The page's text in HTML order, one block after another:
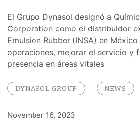
El Grupo Dynasol designó a
Corporation como el distribuidor
Emulsion Rubber (INSA) en
operaciones, mejorar el servicio y
presencia en áreas vitales.
DYNASOL GROUP NEWS
November 16, 2023